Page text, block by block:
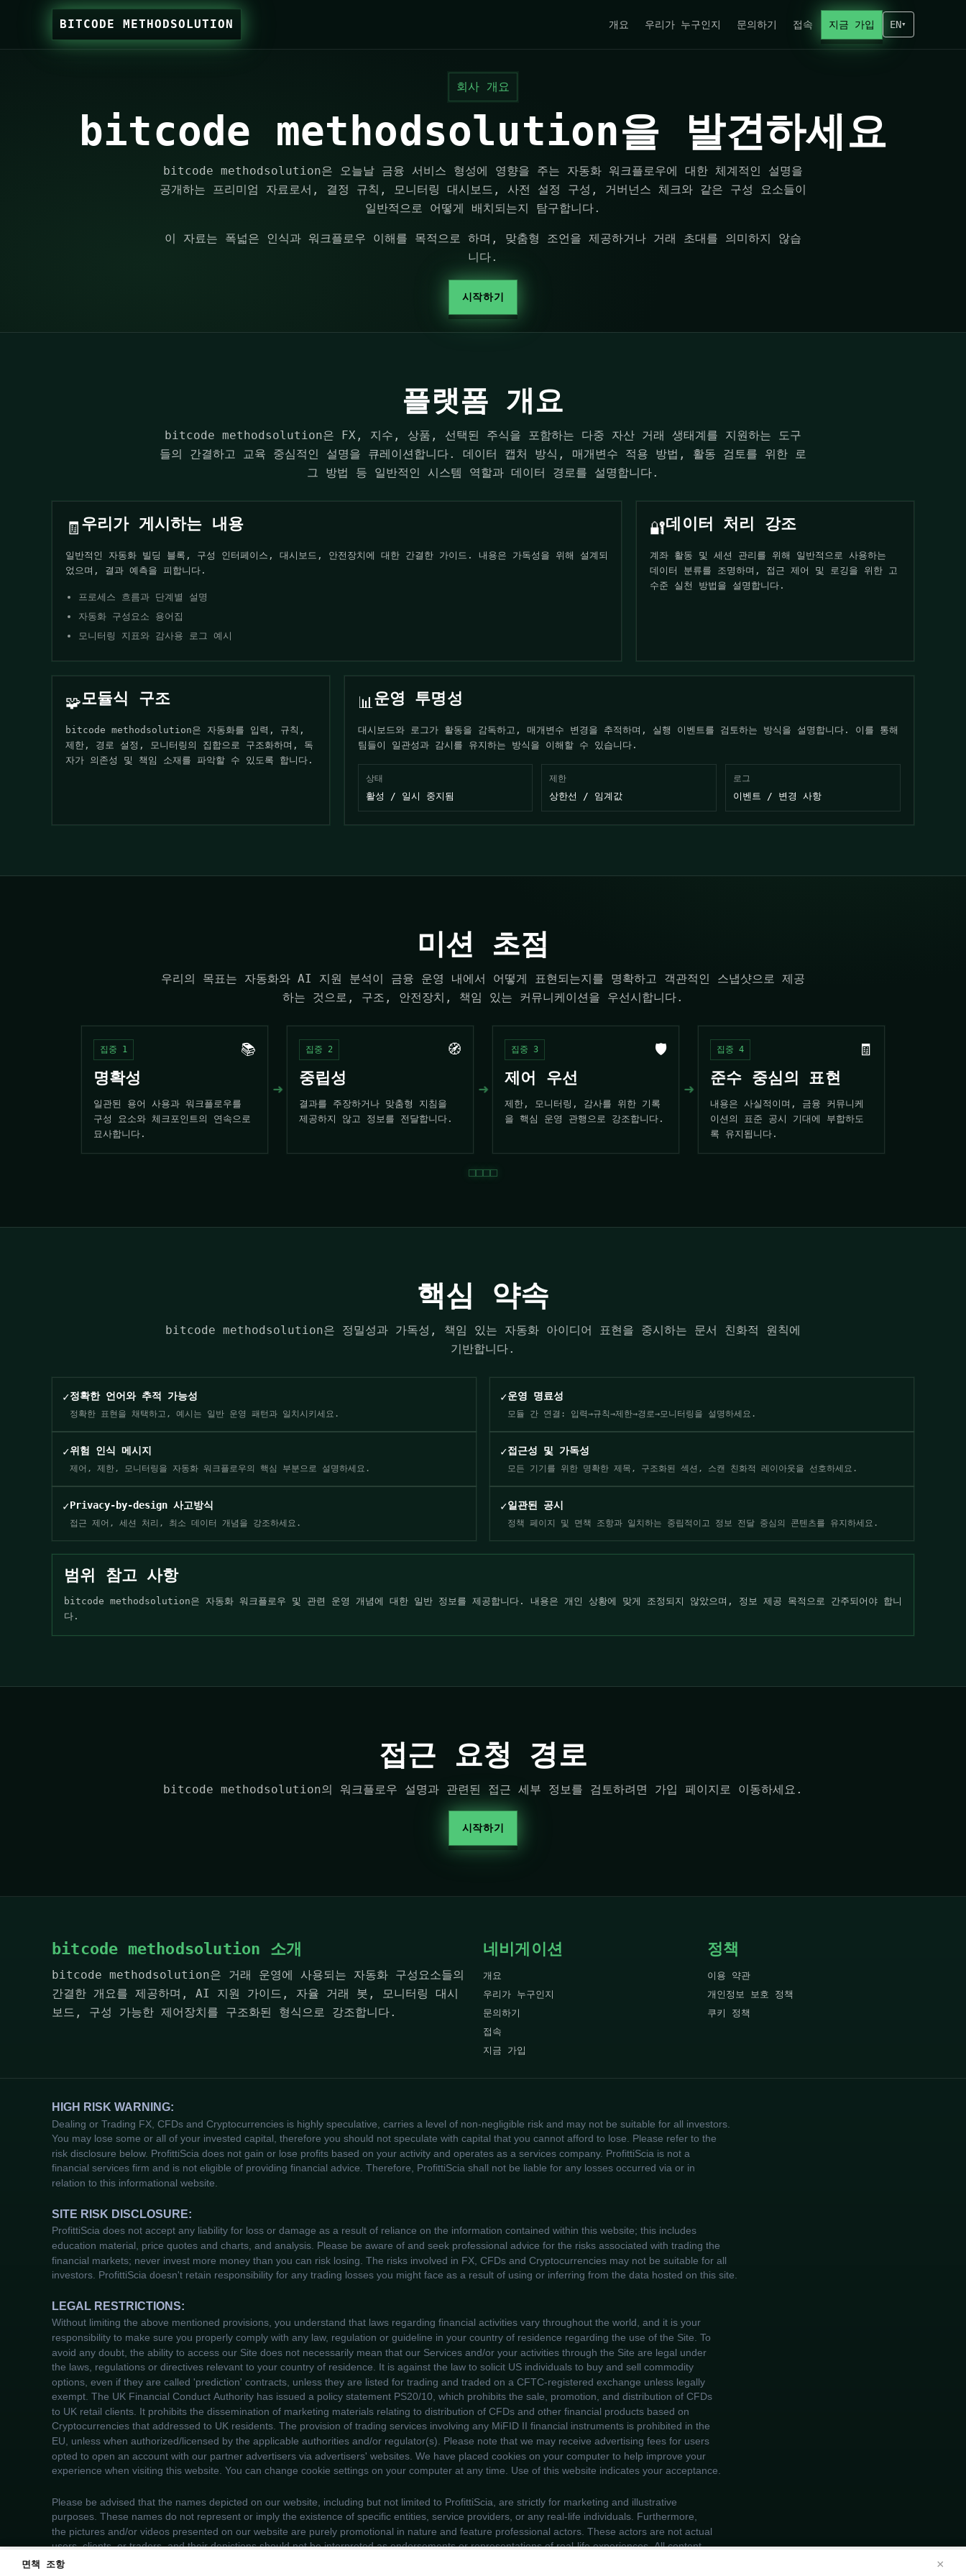
BITCODE METHODSOLUTION 개요 우리가 누구인지 문의하기 접속 지금 가입 EN▾
회사 개요
bitcode methodsolution을 발견하세요
bitcode methodsolution은 오늘날 금융 서비스 형성에 영향을 주는 자동화 워크플로우에 대한 체계적인 설명을
공개하는 프리미엄 자료로서, 결정 규칙, 모니터링 대시보드, 사전 설정 구성, 거버넌스 체크와 같은 구성 요소들이
일반적으로 어떻게 배치되는지 탐구합니다.
이 자료는 폭넓은 인식과 워크플로우 이해를 목적으로 하며, 맞춤형 조언을 제공하거나 거래 초대를 의미하지 않습
니다.
시작하기
플랫폼 개요
bitcode methodsolution은 FX, 지수, 상품, 선택된 주식을 포함하는 다중 자산 거래 생태계를 지원하는 도구
들의 간결하고 교육 중심적인 설명을 큐레이션합니다. 데이터 캡처 방식, 매개변수 적용 방법, 활동 검토를 위한 로
그 방법 등 일반적인 시스템 역할과 데이터 경로를 설명합니다.
🧾 우리가 게시하는 내용
일반적인 자동화 빌딩 블록, 구성 인터페이스, 대시보드, 안전장치에 대한 간결한 가이드. 내용은 가독성을 위해 설계되
었으며, 결과 예측을 피합니다.
프로세스 흐름과 단계별 설명
자동화 구성요소 용어집
모니터링 지표와 감사용 로그 예시
🔐데이터 처리 강조
계좌 활동 및 세션 관리를 위해 일반적으로 사용하는
데이터 분류를 조명하며, 접근 제어 및 로깅을 위한 고
수준 실천 방법을 설명합니다.
🧩모듈식 구조
bitcode methodsolution은 자동화를 입력, 규칙,
제한, 경로 설정, 모니터링의 집합으로 구조화하며, 독
자가 의존성 및 책임 소재를 파악할 수 있도록 합니다.
📊운영 투명성
대시보드와 로그가 활동을 감독하고, 매개변수 변경을 추적하며, 실행 이벤트를 검토하는 방식을 설명합니다. 이를 통해
팀들이 일관성과 감시를 유지하는 방식을 이해할 수 있습니다.
상태
활성 / 일시 중지됨
제한
상한선 / 임계값
로그
이벤트 / 변경 사항
미션 초점
우리의 목표는 자동화와 AI 지원 분석이 금융 운영 내에서 어떻게 표현되는지를 명확하고 객관적인 스냅샷으로 제공
하는 것으로, 구조, 안전장치, 책임 있는 커뮤니케이션을 우선시합니다.
집중 1 📚
명확성
일관된 용어 사용과 워크플로우를
구성 요소와 체크포인트의 연속으로
묘사합니다.
➜
집중 2 🧭
중립성
결과를 주장하거나 맞춤형 지침을
제공하지 않고 정보를 전달합니다.
➜
집중 3 🛡️
제어 우선
제한, 모니터링, 감사를 위한 기록
을 핵심 운영 관행으로 강조합니다.
➜
집중 4 🧾
준수 중심의 표현
내용은 사실적이며, 금융 커뮤니케
이션의 표준 공시 기대에 부합하도
록 유지됩니다.
핵심 약속
bitcode methodsolution은 정밀성과 가독성, 책임 있는 자동화 아이디어 표현을 중시하는 문서 친화적 원칙에
기반합니다.
✓정확한 언어와 추적 가능성
정확한 표현을 채택하고, 예시는 일반 운영 패턴과 일치시키세요.
✓위험 인식 메시지
제어, 제한, 모니터링을 자동화 워크플로우의 핵심 부분으로 설명하세요.
✓Privacy-by-design 사고방식
접근 제어, 세션 처리, 최소 데이터 개념을 강조하세요.
✓운영 명료성
모듈 간 연결: 입력→규칙→제한→경로→모니터링을 설명하세요.
✓접근성 및 가독성
모든 기기를 위한 명확한 제목, 구조화된 섹션, 스캔 친화적 레이아웃을 선호하세요.
✓일관된 공시
정책 페이지 및 면책 조항과 일치하는 중립적이고 정보 전달 중심의 콘텐츠를 유지하세요.
범위 참고 사항
bitcode methodsolution은 자동화 워크플로우 및 관련 운영 개념에 대한 일반 정보를 제공합니다. 내용은 개인 상황에 맞게 조정되지 않았으며, 정보 제공 목적으로 간주되어야 합니
다.
접근 요청 경로
bitcode methodsolution의 워크플로우 설명과 관련된 접근 세부 정보를 검토하려면 가입 페이지로 이동하세요.
시작하기
bitcode methodsolution 소개
bitcode methodsolution은 거래 운영에 사용되는 자동화 구성요소들의
간결한 개요를 제공하며, AI 지원 가이드, 자율 거래 봇, 모니터링 대시
보드, 구성 가능한 제어장치를 구조화된 형식으로 강조합니다.
네비게이션
개요
우리가 누구인지
문의하기
접속
지금 가입
정책
이용 약관
개인정보 보호 정책
쿠키 정책
We use cookies to enhance your browsing experience. By continuing to use our website, you agree to our use of cookies.
면책 조항 ×